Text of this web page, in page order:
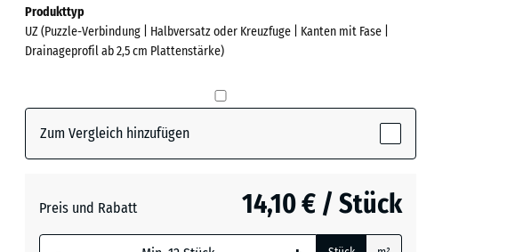
Farben?
Farbpalette
(active)
+ 0,60 €
Produkttyp
UZ (Puzzle-Verbindung | Halbversatz oder Kreuzfuge | Kanten mit Fase |
Drainageprofil ab 2,5 cm Plattenstärke)
Zum Vergleich hinzufügen
Preis und Rabatt 14,10 € / Stück